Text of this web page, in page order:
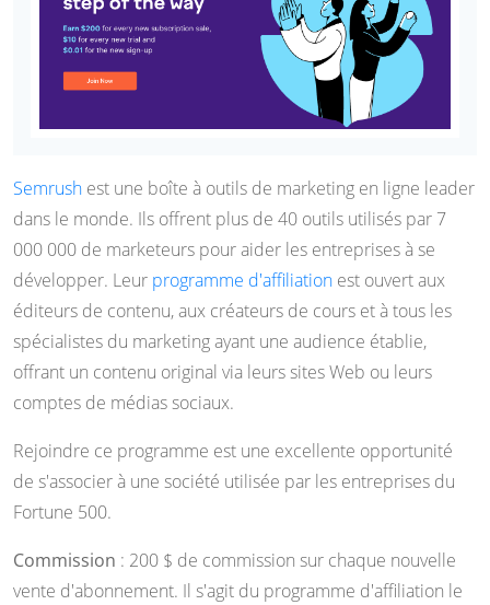
Semrush est une boîte à outils de marketing en ligne leader
dans le monde. Ils offrent plus de 40 outils utilisés par 7
000 000 de marketeurs pour aider les entreprises à se
développer. Leur programme d'affiliation est ouvert aux
éditeurs de contenu, aux créateurs de cours et à tous les
spécialistes du marketing ayant une audience établie,
offrant un contenu original via leurs sites Web ou leurs
comptes de médias sociaux.
Rejoindre ce programme est une excellente opportunité
de s'associer à une société utilisée par les entreprises du
Fortune 500.
Commission : 200 $ de commission sur chaque nouvelle
vente d'abonnement. Il s'agit du programme d'affiliation le